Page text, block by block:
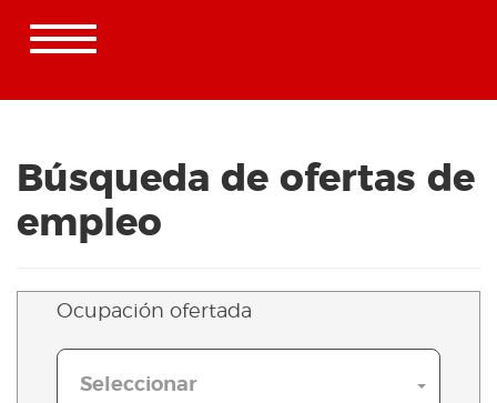
Toggle
navigation
Búsqueda de ofertas de
empleo
Ocupación ofertada
Seleccionar